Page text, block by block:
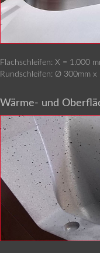
Flachschleifen: X = 1.000
Rundschleifen: Ø 300mm x
Wärme- und